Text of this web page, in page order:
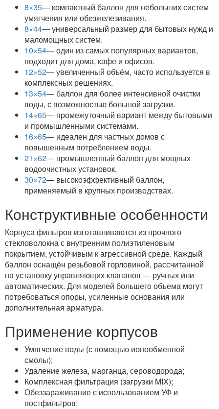
8×35— компактный баллон для небольших систем
умягчения или обезжелезивания.
8×44— универсальный размер для бытовых нужд и
маломощных систем.
10×54— один из самых популярных вариантов,
подходит для дома, кафе и офисов.
12×52— увеличенный объём, часто используется в
комплексных решениях.
13×54— баллон для более интенсивной очистки
воды, с возможностью большой загрузки.
14×65— промежуточный вариант между бытовыми
и промышленными системами.
16×65— идеален для частных домов с
повышенным потреблением воды.
21×62— промышленный баллон для мощных
водоочистных установок.
30×72— высокоэффективный баллон,
применяемый в крупных производствах.
Конструктивные особенности
Корпуса фильтров изготавливаются из прочного
стекловолокна с внутренним полиэтиленовым
покрытием, устойчивым к агрессивной среде. Каждый
баллон оснащён резьбовой горловиной, рассчитанной
на установку управляющих клапанов — ручных или
автоматических. Для моделей большего объема могут
потребоваться опоры, усиленные основания или
дополнительная арматура.
Применение корпусов
Умягчение воды (с помощью ионообменной
смолы);
Удаление железа, марганца, сероводорода;
Комплексная фильтрация (загрузки MIX);
Обеззараживание с использованием УФ и
постфильтров;